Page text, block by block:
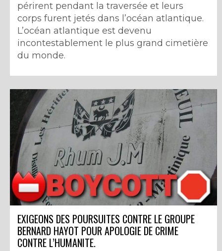
périrent pendant la traversée et leurs
corps furent jetés dans l’océan atlantique.
L’océan atlantique est devenu
incontestablement le plus grand cimetière
du monde.
EXIGEONS DES POURSUITES CONTRE LE GROUPE
BERNARD HAYOT POUR APOLOGIE DE CRIME
CONTRE L’HUMANITE.